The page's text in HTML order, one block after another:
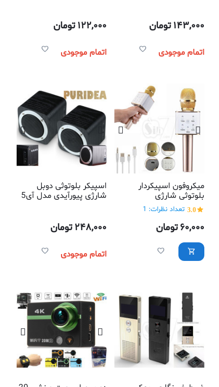
و حافظه میکرو
143,000تومان
اتمام موجودی
122,000تومان
اتمام موجودی
میکروفون اسپیکردار
بلوتوثی شارژی
3.0 تعداد نظرات: 1
60,000تومان
اسپیکر بلوتوثی دوبل
شارژی پیورآیدی مدل آی5
248,000تومان
اتمام موجودی